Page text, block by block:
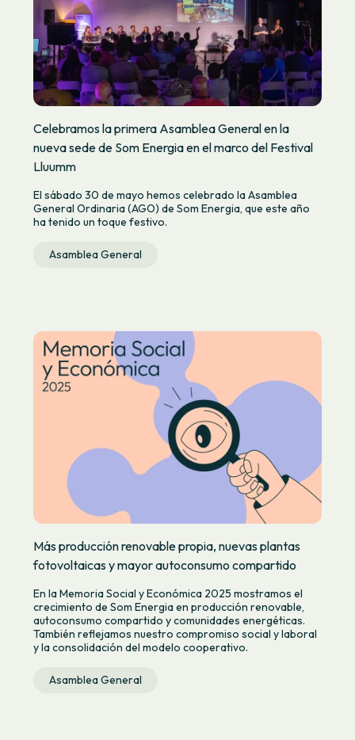
Celebramos la primera Asamblea General en la
nueva sede de Som Energia en el marco del Festival
Lluumm
El sábado 30 de mayo hemos celebrado la Asamblea
General Ordinaria (AGO) de Som Energia, que este año
ha tenido un toque festivo.
Asamblea General
Más producción renovable propia, nuevas plantas
fotovoltaicas y mayor autoconsumo compartido
En la Memoria Social y Económica 2025 mostramos el
crecimiento de Som Energia en producción renovable,
autoconsumo compartido y comunidades energéticas.
También reflejamos nuestro compromiso social y laboral
y la consolidación del modelo cooperativo.
Asamblea General